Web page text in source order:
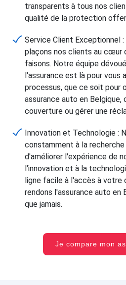
transparents à tous nos
qualité de la protection
Service Client Exceptionnel :
plaçons nos clients au cœur
faisons. Notre équipe
l'assurance est là pour vous
processus, que ce soit pour
assurance auto en Belgique,
couverture ou gérer une
Innovation et Technologie :
constamment à la
d'améliorer l'expérience de
l'innovation et à la
ligne facile à l'accès à
rendons l'assurance auto en
que jamais.
Je compare mon